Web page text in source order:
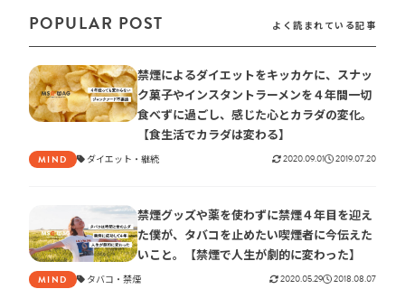
POPULAR POST よく読まれている記事
禁煙によるダイエットをキッカケに、スナッ
ク菓子やインスタントラーメンを４年間一切
食べずに過ごし、感じた心とカラダの変化。
【食生活でカラダは変わる】
MIND ダイエット 継続 2020.09.01 2019.07.20
禁煙グッズや薬を使わずに禁煙４年目を迎え
た僕が、タバコを止めたい喫煙者に今伝えた
いこと。【禁煙で人生が劇的に変わった】
MIND タバコ 禁煙 2020.05.29 2018.08.07